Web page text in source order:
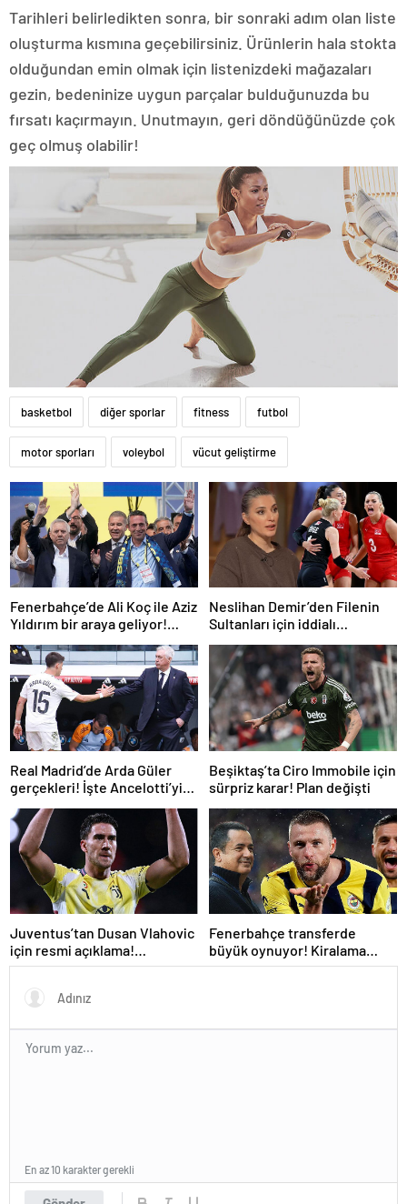
Tarihleri belirledikten sonra, bir sonraki adım olan liste
oluşturma kısmına geçebilirsiniz. Ürünlerin hala stokta
olduğundan emin olmak için listenizdeki mağazaları
gezin, bedeninize uygun parçalar bulduğunuzda bu
fırsatı kaçırmayın. Unutmayın, geri döndüğünüzde çok
geç olmuş olabilir!
basketbol diğer sporlar fitness futbol
motor sporları voleybol vücut geliştirme
Fenerbahçe’de Ali Koç ile Aziz
Yıldırım bir araya geliyor!
Toplanan imza sayısı ortaya
çıktı
Neslihan Demir’den Filenin
Sultanları için iddialı
açıklama!
Real Madrid’de Arda Güler
gerçekleri! İşte Ancelotti’yi
sebepler
Beşiktaş’ta Ciro Immobile için
sürpriz karar! Plan değişti
Juventus’tan Dusan Vlahovic
için resmi açıklama!
Fenerbahçe yanıtı
Fenerbahçe transferde
büyük oynuyor! Kiralama
formülüyle bir PSG’li daha
En az 10 karakter gerekli